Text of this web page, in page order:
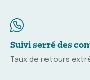
Suivi serré des
Taux de retours